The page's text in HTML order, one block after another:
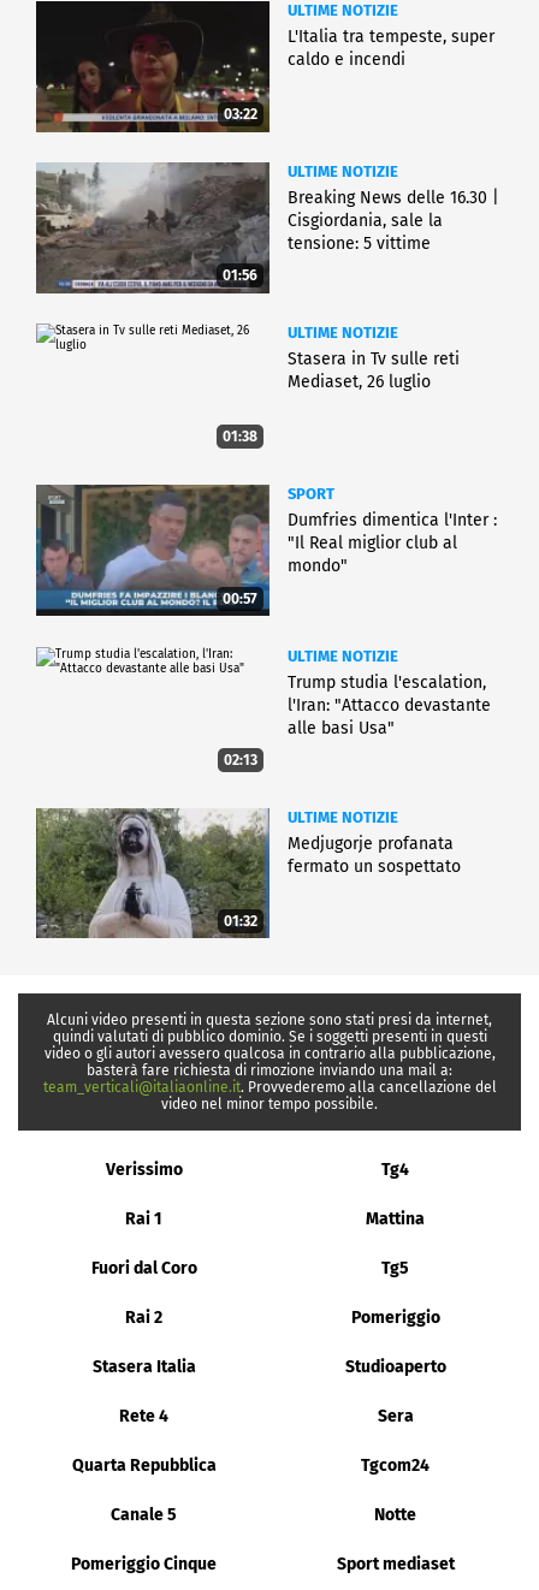
03:22
ULTIME NOTIZIE
L'Italia tra tempeste, super
caldo e incendi
01:56
ULTIME NOTIZIE
Breaking News delle 16.30 |
Cisgiordania, sale la
tensione: 5 vittime
01:38
ULTIME NOTIZIE
Stasera in Tv sulle reti
Mediaset, 26 luglio
00:57
SPORT
Dumfries dimentica l'Inter :
"Il Real miglior club al
mondo"
02:13
ULTIME NOTIZIE
Trump studia l'escalation,
l'Iran: "Attacco devastante
alle basi Usa"
01:32
ULTIME NOTIZIE
Medjugorje profanata
fermato un sospettato
Alcuni video presenti in questa sezione sono stati presi da internet,
quindi valutati di pubblico dominio. Se i soggetti presenti in questi
video o gli autori avessero qualcosa in contrario alla pubblicazione,
basterà fare richiesta di rimozione inviando una mail a:
team_verticali@italiaonline.it. Provvederemo alla cancellazione del
video nel minor tempo possibile.
Verissimo Tg4
Rai 1 Mattina
Fuori dal Coro Tg5
Rai 2 Pomeriggio
Stasera Italia Studioaperto
Rete 4 Sera
Quarta Repubblica Tgcom24
Canale 5 Notte
Pomeriggio Cinque Sport mediaset